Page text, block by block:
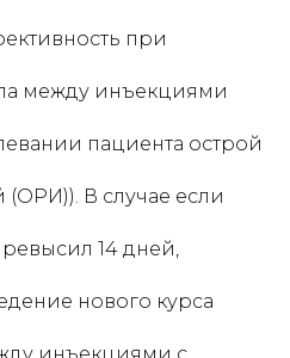
при
между инъекциями
пациента острой
В случае если
14 дней,
нового курса